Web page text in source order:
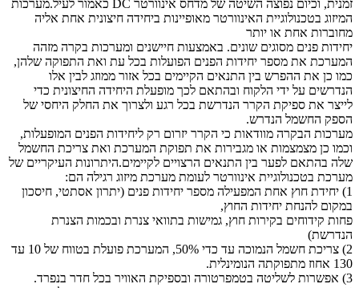
זמנית, וכיום נפוצה השיטה של מדחס אינוורטר DC כאמור לעיל.מערכות
המיזוג בטכנולוגיית האינוורטר מאופיינות ביחידה חיצונית אחת אליה
מחוברות אחת או יותר
יחידות פנים מסוגים שונים. באמצעות חיישנים ומערכות בקרה מזהה
המערכת את מספר יחידות הפנים הפועלות בכל עת ואת התפוקה שלהן,
כמו כן את ההפרש בין התנאים הקיימים בכל אזור ממוזג לבין אלו
הנדרשים על ידי הלקוח ובהתאם לכך מופעלת היחידה החיצונית כדי
לייצר את ספיקת הקרר הנדרשת בכל רגע ולצרוך את החלק היחסי של
הספק החשמל הנדרש.
מערכות הבקרה מוודאות כי הקרר יזרום רק ליחידות הפנים המופעלות,
וכמו כן מצמצמות או מגבירות את תפוקת המערכת ואת צריכת החשמל
שלה בהתאם לפער בין התנאים הרצויים לקיימים.היתרונות העיקריים של
מערכת בטכנולוגיית אינוורטר לעומת מערכת מיזוג רגילה הם:
1) יחידת חוץ אחת המפעילה מספר יחידות פנים (יתרון אסתטי, חיסכון
במקום להנחת יחידות החוץ,
פחות קידוחים בקירות חוץ, גמישות בתוואי צנרת ובכמות הצנרת
הנדרשת)
2) צריכת חשמל הנמוכה עד כדי 50%, המערכת פועלת בטווח של 10 עד
130 אחוז מתפוקתה הנומינלית.
3) אפשרות לשליטה בטמפרטורה ובספיקת האוויר בכל חדר בנפרד.